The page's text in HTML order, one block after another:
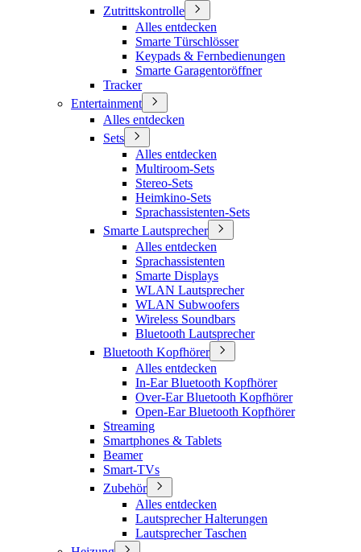
Zutrittskontrolle
Alles entdecken
Smarte Türschlösser
Keypads & Fernbedienungen
Smarte Garagentoröffner
Tracker
Entertainment
Alles entdecken
Sets
Alles entdecken
Multiroom-Sets
Stereo-Sets
Heimkino-Sets
Sprachassistenten-Sets
Smarte Lautsprecher
Alles entdecken
Sprachassistenten
Smarte Displays
WLAN Lautsprecher
WLAN Subwoofers
Wireless Soundbars
Bluetooth Lautsprecher
Bluetooth Kopfhörer
Alles entdecken
In-Ear Bluetooth Kopfhörer
Over-Ear Bluetooth Kopfhörer
Open-Ear Bluetooth Kopfhörer
Streaming
Smartphones & Tablets
Beamer
Smart-TVs
Zubehör
Alles entdecken
Lautsprecher Halterungen
Lautsprecher Taschen